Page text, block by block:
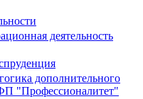
деятельность
дополнительного
"Профессионалитет"